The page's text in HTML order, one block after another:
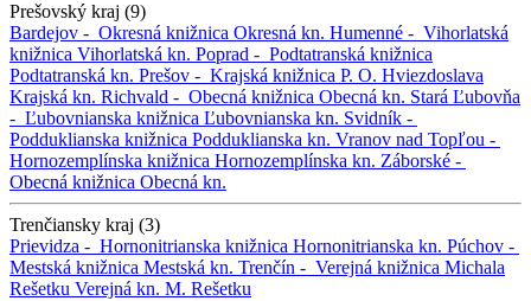
Prešovský kraj (9)
Bardejov - Okresná knižnica Okresná kn. Humenné - Vihorlatská
knižnica Vihorlatská kn. Poprad - Podtatranská knižnica
Podtatranská kn. Prešov - Krajská knižnica P. O. Hviezdoslava
Krajská kn. Richvald - Obecná knižnica Obecná kn. Stará Ľubovňa
- Ľubovnianska knižnica Ľubovnianska kn. Svidník -
Podduklianska knižnica Podduklianska kn. Vranov nad Topľou -
Hornozemplínska knižnica Hornozemplínska kn. Záborské -
Obecná knižnica Obecná kn.
Trenčiansky kraj (3)
Prievidza - Hornonitrianska knižnica Hornonitrianska kn. Púchov -
Mestská knižnica Mestská kn. Trenčín - Verejná knižnica Michala
Rešetku Verejná kn. M. Rešetku